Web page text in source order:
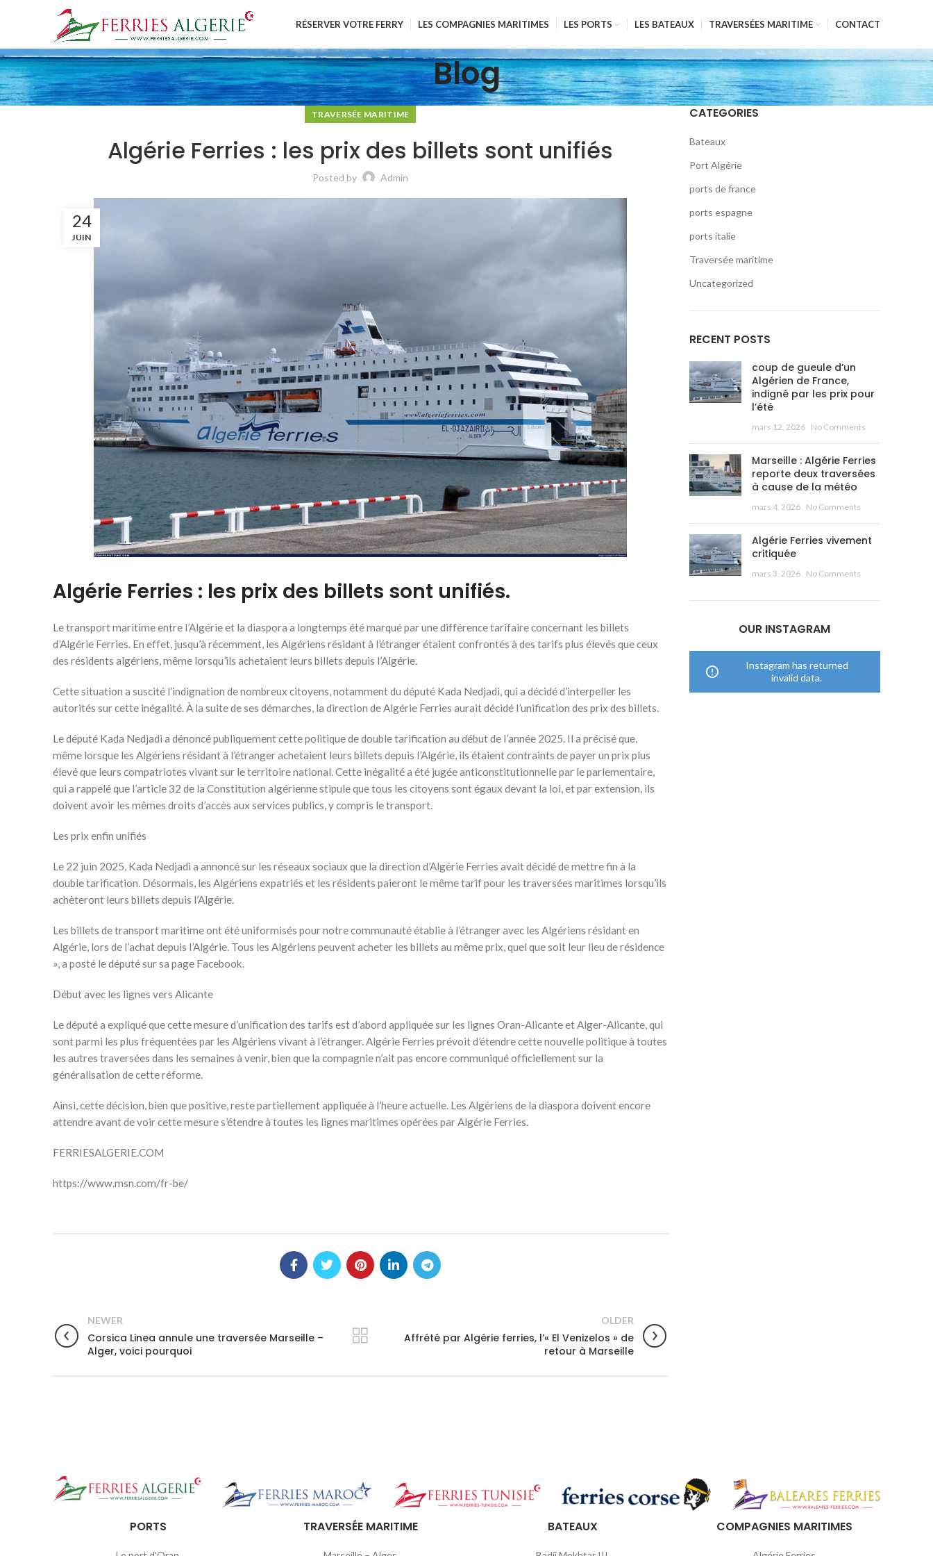
RÉSERVER VOTRE FERRY LES COMPAGNIES MARITIMES LES PORTS LES BATEAUX TRAVERSÉES MARITIME CONTACT
Blog
TRAVERSÉE MARITIME
Algérie Ferries : les prix des billets sont unifiés
Posted by Admin
24
JUIN
Algérie Ferries : les prix des billets sont unifiés.
Le transport maritime entre l’Algérie et la diaspora a longtemps été marqué par une différence tarifaire concernant les billets
d’Algérie Ferries. En effet, jusqu’à récemment, les Algériens résidant à l’étranger étaient confrontés à des tarifs plus élevés que ceux
des résidents algériens, même lorsqu’ils achetaient leurs billets depuis l’Algérie.
Cette situation a suscité l’indignation de nombreux citoyens, notamment du député Kada Nedjadi, qui a décidé d’interpeller les
autorités sur cette inégalité. À la suite de ses démarches, la direction de Algérie Ferries aurait décidé l’unification des prix des billets.
Le député Kada Nedjadi a dénoncé publiquement cette politique de double tarification au début de l’année 2025. Il a précisé que,
même lorsque les Algériens résidant à l’étranger achetaient leurs billets depuis l’Algérie, ils étaient contraints de payer un prix plus
élevé que leurs compatriotes vivant sur le territoire national. Cette inégalité a été jugée anticonstitutionnelle par le parlementaire,
qui a rappelé que l’article 32 de la Constitution algérienne stipule que tous les citoyens sont égaux devant la loi, et par extension, ils
doivent avoir les mêmes droits d’accès aux services publics, y compris le transport.
Les prix enfin unifiés
Le 22 juin 2025, Kada Nedjadi a annoncé sur les réseaux sociaux que la direction d’Algérie Ferries avait décidé de mettre fin à la
double tarification. Désormais, les Algériens expatriés et les résidents paieront le même tarif pour les traversées maritimes lorsqu’ils
achèteront leurs billets depuis l’Algérie.
Les billets de transport maritime ont été uniformisés pour notre communauté établie à l’étranger avec les Algériens résidant en
Algérie, lors de l’achat depuis l’Algérie. Tous les Algériens peuvent acheter les billets au même prix, quel que soit leur lieu de résidence
», a posté le député sur sa page Facebook.
Début avec les lignes vers Alicante
Le député a expliqué que cette mesure d’unification des tarifs est d’abord appliquée sur les lignes Oran-Alicante et Alger-Alicante, qui
sont parmi les plus fréquentées par les Algériens vivant à l’étranger. Algérie Ferries prévoit d’étendre cette nouvelle politique à toutes
les autres traversées dans les semaines à venir, bien que la compagnie n’ait pas encore communiqué officiellement sur la
généralisation de cette réforme.
Ainsi, cette décision, bien que positive, reste partiellement appliquée à l’heure actuelle. Les Algériens de la diaspora doivent encore
attendre avant de voir cette mesure s’étendre à toutes les lignes maritimes opérées par Algérie Ferries.
FERRIESALGERIE.COM
https://www.msn.com/fr-be/
NEWER
Corsica Linea annule une traversée Marseille –
Alger, voici pourquoi
OLDER
Affrété par Algérie ferries, l’« El Venizelos » de
retour à Marseille
CATEGORIES
Bateaux
Port Algérie
ports de france
ports espagne
ports italie
Traversée maritime
Uncategorized
RECENT POSTS
coup de gueule d’un
Algérien de France,
indigné par les prix pour
l’été
mars 12, 2026 No Comments
Marseille : Algérie Ferries
reporte deux traversées
à cause de la météo
mars 4, 2026 No Comments
Algérie Ferries vivement
critiquée
mars 3, 2026 No Comments
OUR INSTAGRAM
Instagram has returned
invalid data.
PORTS TRAVERSÉE MARITIME BATEAUX COMPAGNIES MARITIMES